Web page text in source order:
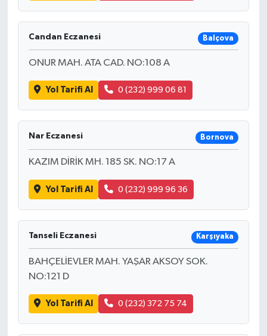
Candan Eczanesi Balçova
ONUR MAH. ATA CAD. NO:108 A
Yol Tarifi Al 0 (232) 999 06 81
Nar Eczanesi Bornova
KAZIM DİRİK MH. 185 SK. NO:17 A
Yol Tarifi Al 0 (232) 999 96 36
Tanseli Eczanesi Karşıyaka
BAHÇELİEVLER MAH. YAŞAR AKSOY SOK.
NO:121 D
Yol Tarifi Al 0 (232) 372 75 74